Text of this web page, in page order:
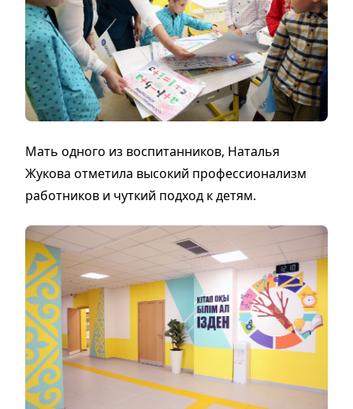
Мать одного из воспитанников, Наталья
Жукова отметила высокий профессионализм
работников и чуткий подход к детям.